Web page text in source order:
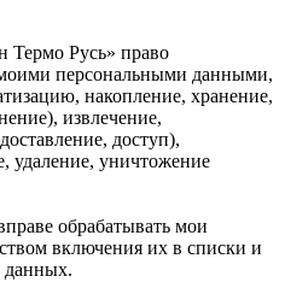
Русь» право
моими персональными данными,
накопление, хранение,
извлечение,
доступ),
удаление, уничтожение
обрабатывать мои
включения их в списки и
данных.